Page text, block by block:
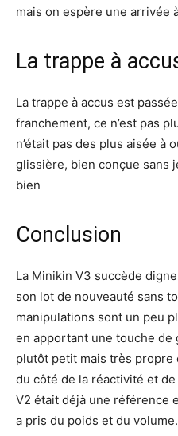
mais on espère une arrivée
La trappe à
La trappe à accus est
franchement, ce n’est pas
n’était pas des plus aisée à
glissière, bien conçue sans
bien
Conclusion
La Minikin V3 succède
son lot de nouveauté sans
manipulations sont un peu
en apportant une touche de
plutôt petit mais très propre
du côté de la réactivité et
V2 était déjà une référence
a pris du poids et du